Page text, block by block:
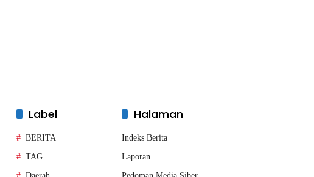
Label
BERITA
TAG
Halaman
Indeks Berita
Laporan